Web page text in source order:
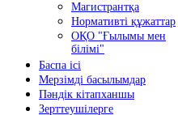
Магистрантқа
Нормативті құжаттар
ОҚО "Ғылымы мен
білімі"
Баспа ісі
Мерзімді басылымдар
Пәндік кітапханшы
Зерттеушілерге